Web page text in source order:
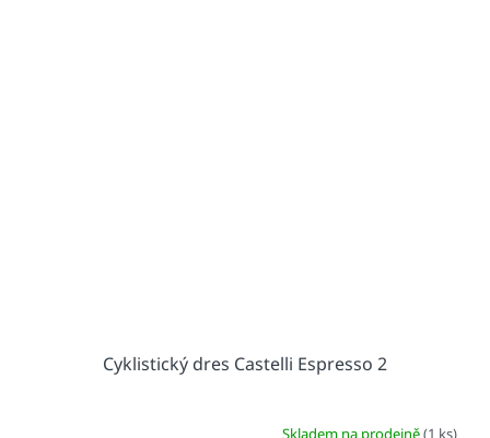
Cyklistický dres Castelli Espresso 2
Skladem na prodejně(1 ks)